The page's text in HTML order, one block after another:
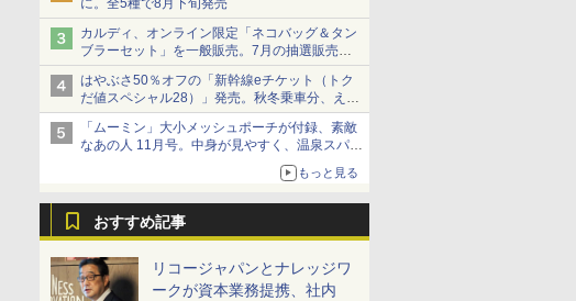
に。全5種で8月下旬発売
カルディ、オンライン限定「ネコバッグ＆タン
ブラーセット」を一般販売。7月の抽選販売の
当選無効分
はやぶさ50％オフの「新幹線eチケット（トク
だ値スペシャル28）」発売。秋冬乗車分、えき
ねっと限定
「ムーミン」大小メッシュポーチが付録、素敵
なあの人 11月号。中身が見やすく、温泉スパに
もっと見る
おすすめ記事
リコージャパンとナレッジワ
ークが資本業務提携、社内